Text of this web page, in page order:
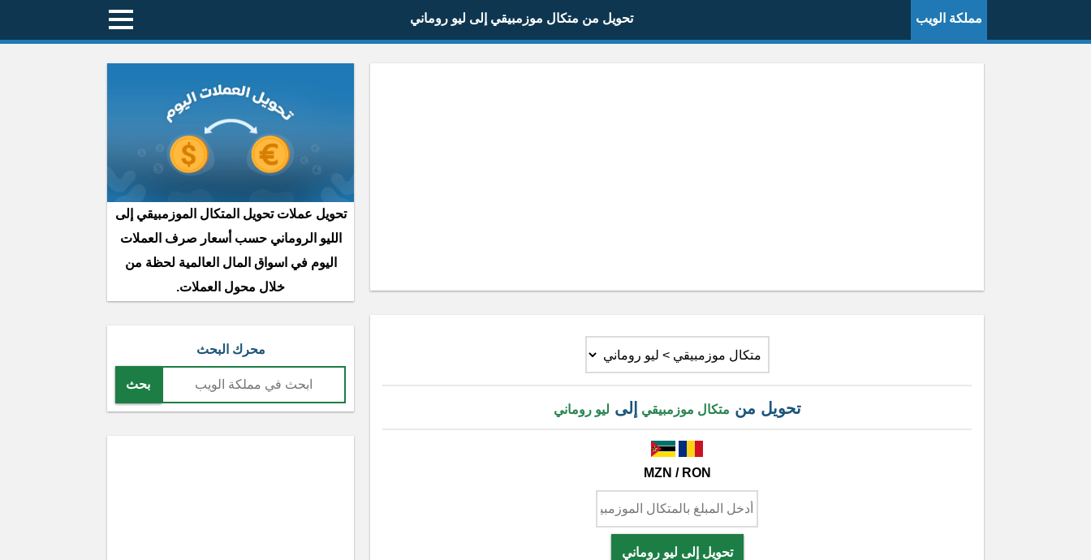
مملكة الويب تحويل من متكال موزمبيقي إلى ليو روماني
تحويل من متكال موزمبيقي إلى ليو روماني
MZN / RON
تحويل إلى ليو روماني
تحويل عملات تحويل المتكال الموزمبيقي إلى
الليو الروماني حسب أسعار صرف العملات
اليوم في اسواق المال العالمية لحظة من
خلال محول العملات.
محرك البحث
بحث